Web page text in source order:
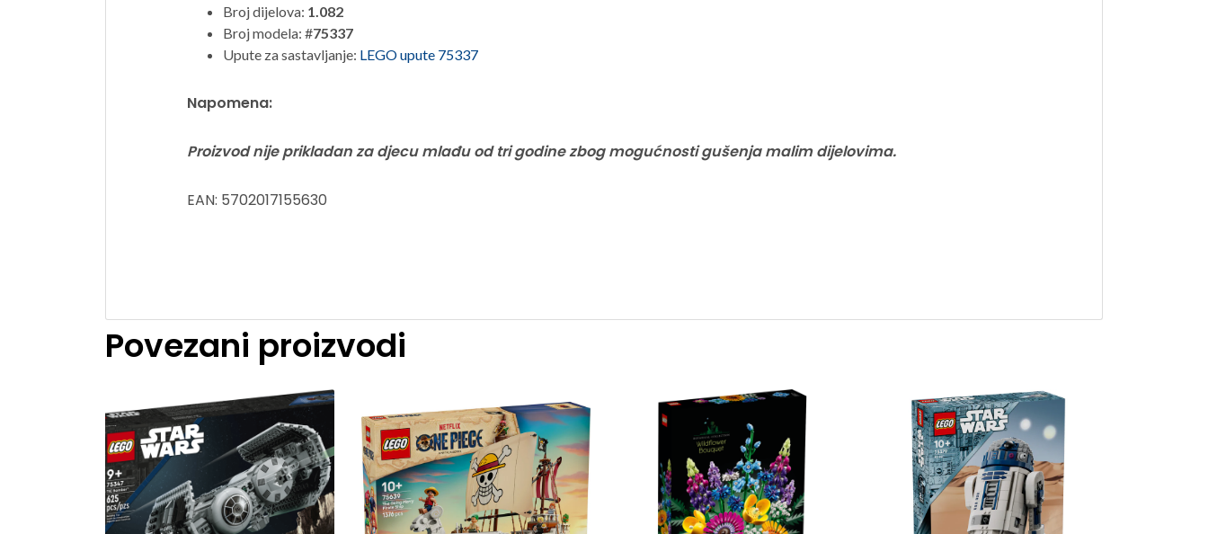
Broj dijelova: 1.082
Broj modela: #75337
Upute za sastavljanje: LEGO upute 75337
Napomena:
Proizvod nije prikladan za djecu mlađu od tri godine zbog mogućnosti gušenja malim dijelovima.
EAN: 5702017155630
Povezani proizvodi